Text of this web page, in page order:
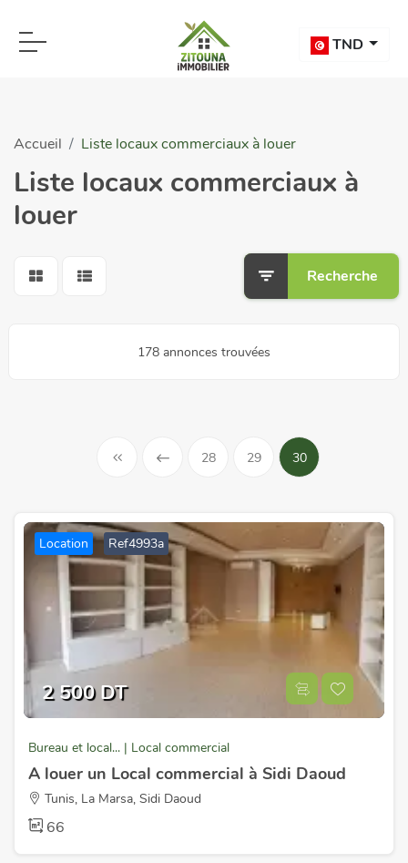
TND
Accueil Liste locaux commerciaux à louer
Liste locaux commerciaux à
louer
Recherche
178 annonces trouvées
28 29 30
Location Ref4993a
2 500 DT
Bureau et local... | Local commercial
A louer un Local commercial à Sidi Daoud
Tunis, La Marsa, Sidi Daoud
66